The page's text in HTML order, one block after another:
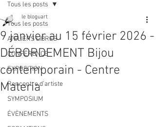
Tous les posts
ATELIERS LIBRES
CONFÉRENCE
EXPOSITION
Rencontre d’artiste
SYMPOSIUM
ÉVÈNEMENTS
Tous les posts
9 janvier au 15 février 2026 -
DÉBORDEMENT Bijou
contemporain - Centre
Materia
le bloguart